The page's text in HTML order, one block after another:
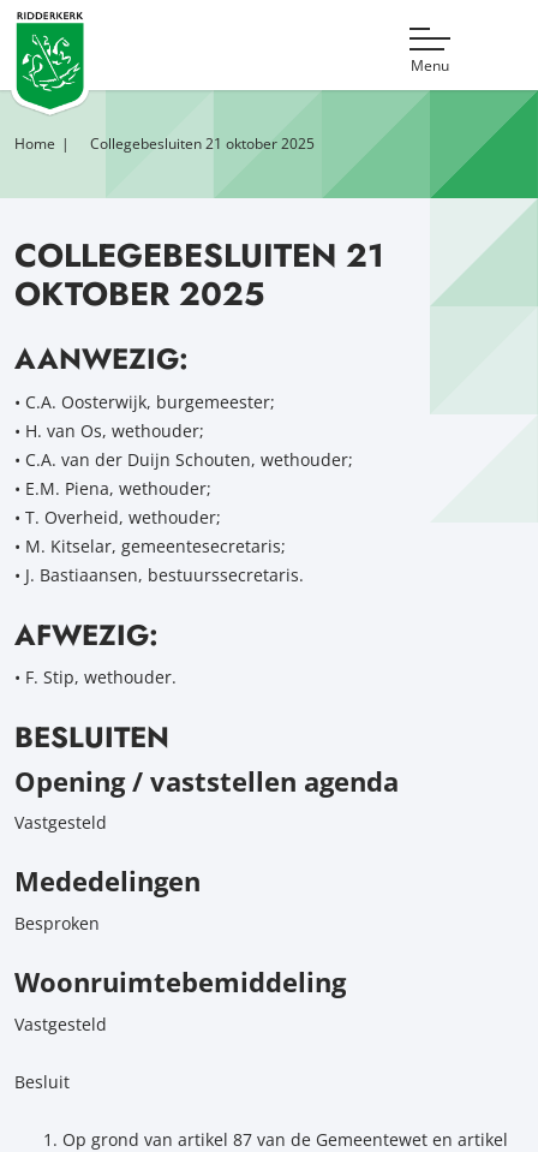
Menu
Home Collegebesluiten 21 oktober 2025
COLLEGEBESLUITEN 21
OKTOBER 2025
AANWEZIG:
• C.A. Oosterwijk, burgemeester;
• H. van Os, wethouder;
• C.A. van der Duijn Schouten, wethouder;
• E.M. Piena, wethouder;
• T. Overheid, wethouder;
• M. Kitselar, gemeentesecretaris;
• J. Bastiaansen, bestuurssecretaris.
AFWEZIG:
• F. Stip, wethouder.
BESLUITEN
Opening / vaststellen agenda
Vastgesteld
Mededelingen
Besproken
Woonruimtebemiddeling
Vastgesteld
Besluit
Op grond van artikel 87 van de Gemeentewet en artikel